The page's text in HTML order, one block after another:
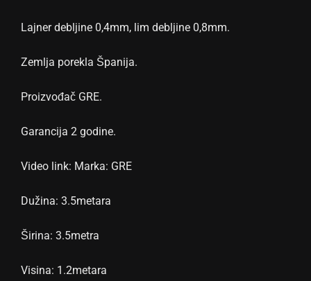
Lajner debljine 0,4mm, lim debljine 0,8mm.
Zemlja porekla Španija.
Proizvođač GRE.
Garancija 2 godine.
Video link: Marka: GRE
Dužina: 3.5metara
Širina: 3.5metra
Visina: 1.2metara